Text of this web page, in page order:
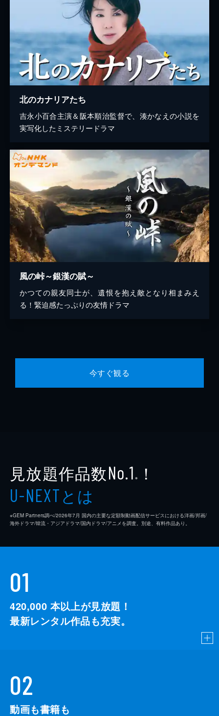
北のカナリアたち
吉永小百合主演＆阪本順治監督で、湊かなえの小説を
実写化したミステリードラマ
風の峠～銀漢の賦～
かつての親友同士が、遺恨を抱え敵となり相まみえ
る！緊迫感たっぷりの友情ドラマ
今すぐ観る
見放題作品数No.1 ※ ！
U-NEXTとは
※GEM Partners調べ/2026年7⽉ 国内の主要な定額制動画配信サービスにおける洋画/邦画/
海外ドラマ/韓流・アジアドラマ/国内ドラマ/アニメを調査。別途、有料作品あり。
01
420,000 本以上が見放題！
最新レンタル作品も充実。
02
動画も書籍も